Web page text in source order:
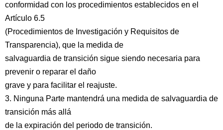
conformidad con los procedimientos establecidos en el
Artículo 6.5
(Procedimientos de Investigación y Requisitos de
Transparencia), que la medida de
salvaguardia de transición sigue siendo necesaria para
prevenir o reparar el daño
grave y para facilitar el reajuste.
3. Ninguna Parte mantendrá una medida de salvaguardia de
transición más allá
de la expiración del periodo de transición.